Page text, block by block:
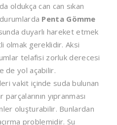
oldukça can can sıkan
Penta Gömme
duyarlı hareket etmek
olmak gereklidir. Aksi
telafisi zorluk derecesi
de yol açabilir.
vakit içinde suda bulunan
yıpranması
oluşturabilir. Bunlardan
problemidir. Su